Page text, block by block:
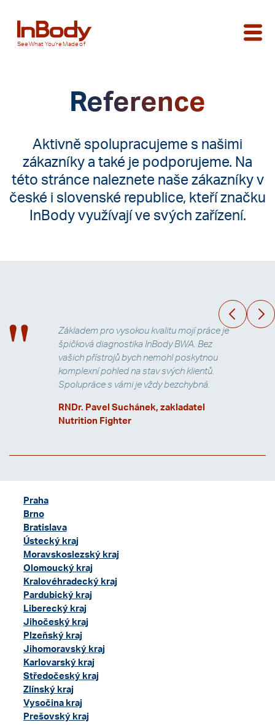
See What You’re Made of
Reference
Aktivně spolupracujeme s našimi
zákazníky a také je podporujeme. Na
této stránce naleznete naše zákazníky v
české i slovenské republice, kteří značku
InBody využívají ve svých zařízení.
Základem pro vysokou kvalitu mojí práce je
špičková diagnostika InBody BWA. Bez
vašich přístrojů bych nemohl poskytnou
komplexní pohled na stav svých klientů.
Spolupráce s vámi je vždy bezchybná.
RNDr. Pavel Suchánek, zakladatel
Nutrition Fighter
Praha
Brno
Bratislava
Ústecký kraj
Moravskoslezský kraj
Olomoucký kraj
Kralovéhradecký kraj
Pardubický kraj
Liberecký kraj
Jihočeský kraj
Plzeňský kraj
Jihomoravský kraj
Karlovarský kraj
Středočeský kraj
Zlínský kraj
Vysočina kraj
Prešovský kraj